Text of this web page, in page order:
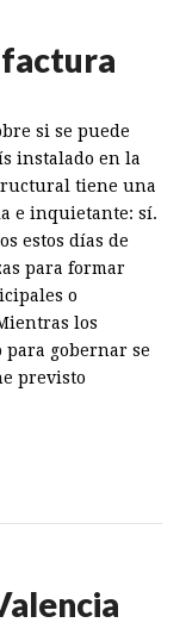
factura
si se puede
instalado en la
tiene una
e inquietante: sí.
estos días de
para formar
o
los
para gobernar se
previsto